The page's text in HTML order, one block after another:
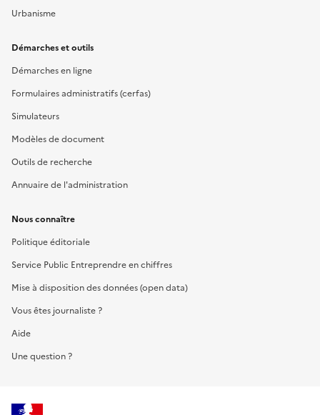
Urbanisme
Démarches et outils
Démarches en ligne
Formulaires administratifs (cerfas)
Simulateurs
Modèles de document
Outils de recherche
Annuaire de l'administration
Nous connaître
Politique éditoriale
Service Public Entreprendre en chiffres
Mise à disposition des données (open data)
Vous êtes journaliste ?
Aide
Une question ?